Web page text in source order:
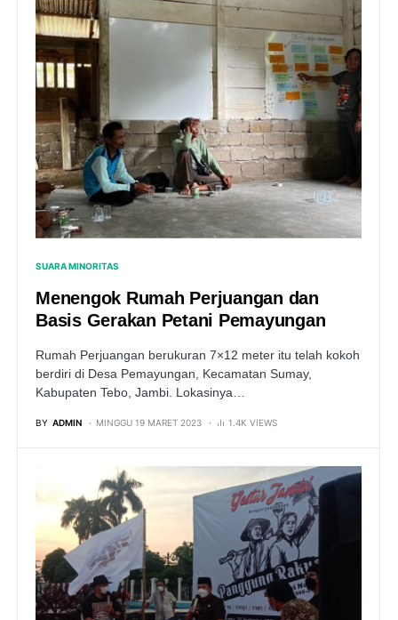
SUARA MINORITAS
Menengok Rumah Perjuangan dan
Basis Gerakan Petani Pemayungan
Rumah Perjuangan berukuran 7×12 meter itu telah kokoh
berdiri di Desa Pemayungan, Kecamatan Sumay,
Kabupaten Tebo, Jambi. Lokasinya…
BY ADMIN MINGGU 19 MARET 2023 1.4K VIEWS